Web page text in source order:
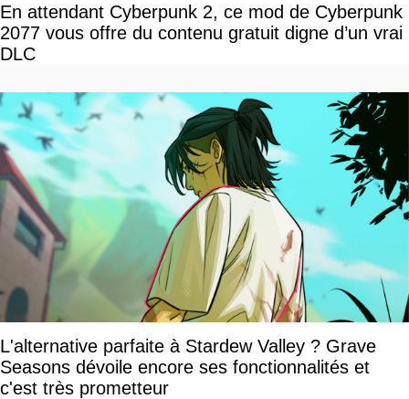
En attendant Cyberpunk 2, ce mod de Cyberpunk
2077 vous offre du contenu gratuit digne d’un vrai
DLC
L'alternative parfaite à Stardew Valley ? Grave
Seasons dévoile encore ses fonctionnalités et
c'est très prometteur